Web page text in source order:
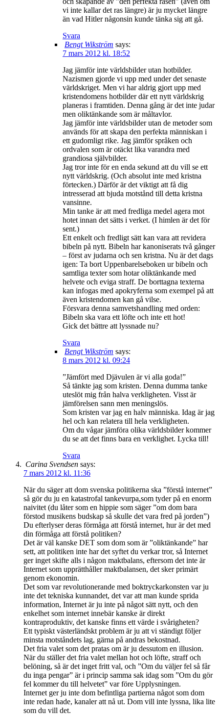
vi inte kallar det ras längre) är ju mycket längre
än vad Hitler någonsin kunde tänka sig att gå.
Svara
Bengt Wikström says:
7 mars 2012 kl. 18:52
Jag jämför inte världsbilder utan hotbilder.
Nazismen gjorde vi upp med under det senaste
världskriget. Men vi har aldrig gjort upp med
kristendomens hotbilder där ett nytt världskrig
planeras i framtiden. Denna gång är det inte judar
men oliktänkande som är måltavlor.
Jag jämför inte världsbilder utan de metoder som
används för att skapa den perfekta människan i
ett gudomligt rike. Jag jämför språken och
ordvalen som är otäckt lika varandra med
grandiosa självbilder.
Jag tror inte för en enda sekund att du vill se ett
nytt världskrig. (Och absolut inte med kristna
förtecken.) Därför är det viktigt att få dig
intresserad att bjuda motstånd till detta kristna
vansinne.
Min tanke är att med fredliga medel agera mot
hotet innan det sätts i verket. (I himlen är det för
sent.)
Ett enkelt och fredligt sätt kan vara att revidera
bibeln på nytt. Bibeln har kanoniserats två gånger
– först av judarna och sen kristna. Nu är det dags
igen: Ta bort Uppenbarelseboken ur bibeln och
samtliga texter som hotar oliktänkande med
helvete och eviga straff. De borttagna texterna
kan infogas med apokryferna som exempel på att
även kristendomen kan gå vilse.
Försvara denna samvetshandling med orden:
Bibeln ska vara ett löfte och inte ett hot!
Gick det bättre att lyssnade nu?
Svara
Bengt Wikström says:
8 mars 2012 kl. 09:24
”Jämfört med Djävulen är vi alla goda!”
Så tänkte jag som kristen. Denna dumma tanke
uteslöt mig från halva verkligheten. Visst är
jämförelsen sann men meningslös.
Som kristen var jag en halv människa. Idag är jag
hel och kan relatera till hela verkligheten.
Om du vågar jämföra olika världsbilder kommer
du se att det finns bara en verklighet. Lycka till!
Svara
Carina Svendsen says:
7 mars 2012 kl. 11:36
När du säger att dom svenska politikerna ska ”förstå internet”
så gör du ju en katastrofal tankevurpa,som tyder på en enorm
naivitet (du låter som en hippie som säger ”om dom bara
förstod musikens budskap så skulle det vara fred på jorden”)
Du efterlyser deras förmåga att förstå internet, hur är det med
din förmåga att förstå politiken?
Det är väl kanske DET som dom som är ”oliktänkande” har
sett, att politiken inte har det syftet du verkar tror, så Internet
ger inget skifte alls i någon maktbalans, eftersom det inte är
Internet som upprätthåller maktbalansen, det sker primärt
genom ekonomin.
Det som var revolutionerande med boktryckarkonsten var ju
inte det tekniska kunnandet, det var att man kunde sprida
information, Internet är ju inte på något sätt nytt, och den
enkelhet som internet innebär kanske är direkt
kontraproduktiv, det kanske finns ett värde i svårigheten?
Ett typiskt västerländskt problem är ju att vi ständigt följer
minsta motståndets lag, gärna på andras bekostnad.
Det fria valet som det pratas om är ju dessutom en illusion.
När du ställer det fria valet mellan hot och löfte, straff och
belöning, så är det inget fritt val, och ”Om du väljer fel så får
du inga pengar” är i princip samma sak idag som ”Om du gör
fel kommer du till helvetet” var före Upplysningen.
Internet ger ju inte dom befintliga partierna något som dom
inte redan hade, kanaler att nå ut. Dom vill inte lyssna, lika lite
som du vill det.